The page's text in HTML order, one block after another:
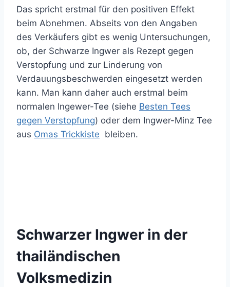
Das spricht erstmal für den positiven Effekt
beim Abnehmen. Abseits von den Angaben
des Verkäufers gibt es wenig Untersuchungen,
ob, der Schwarze Ingwer als Rezept gegen
Verstopfung und zur Linderung von
Verdauungsbeschwerden eingesetzt werden
kann. Man kann daher auch erstmal beim
normalen Ingewer-Tee (siehe Besten Tees
gegen Verstopfung) oder dem Ingwer-Minz Tee
aus Omas Trickkiste bleiben.
Schwarzer Ingwer in der
thailändischen
Volksmedizin